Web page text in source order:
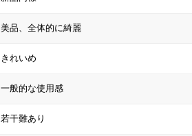
美品、全体的に綺麗
きれいめ
一般的な使用感
若干難あり